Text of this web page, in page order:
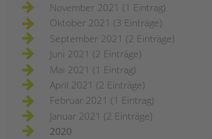
November 2021 (1 Eintrag)
Oktober 2021 (3 Einträge)
September 2021 (2 Einträge)
Juni 2021 (2 Einträge)
Mai 2021 (1 Eintrag)
April 2021 (2 Einträge)
Februar 2021 (1 Eintrag)
Januar 2021 (2 Einträge)
2020